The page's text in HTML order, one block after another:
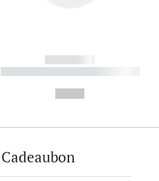
------------
----------- ----------- ----------
Cadeaubon